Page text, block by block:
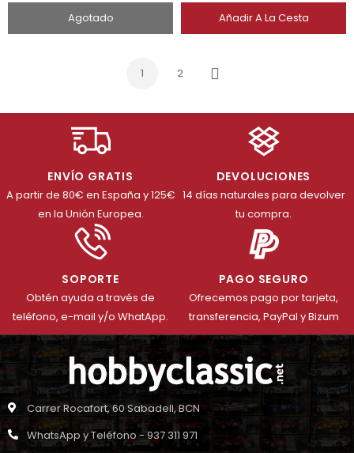
Agotado Añadir A La Cesta
1 2
Siguiente
ENVÍO GRATIS
A partir de 80€ en España y 125€
en la Unión Europea.
DEVOLUCIONES
14 días naturales para devolver
tu compra.
SOPORTE
Obtén ayuda a través de
teléfono, e-mail y/o WhatApp.
PAGO SEGURO
Ofrecemos pago por tarjeta,
transferencia, PayPal y Bizum
Carrer Rocafort, 60 Sabadell, BCN
WhatsApp y Teléfono - 937 311 971